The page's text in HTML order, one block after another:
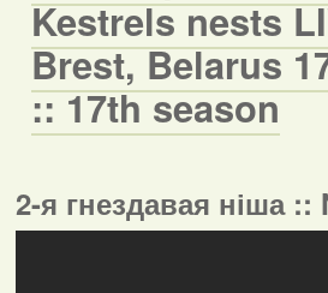
Kestrels nests
Brest, Belarus
:: 17th season
2-я гнездавая ніша ::